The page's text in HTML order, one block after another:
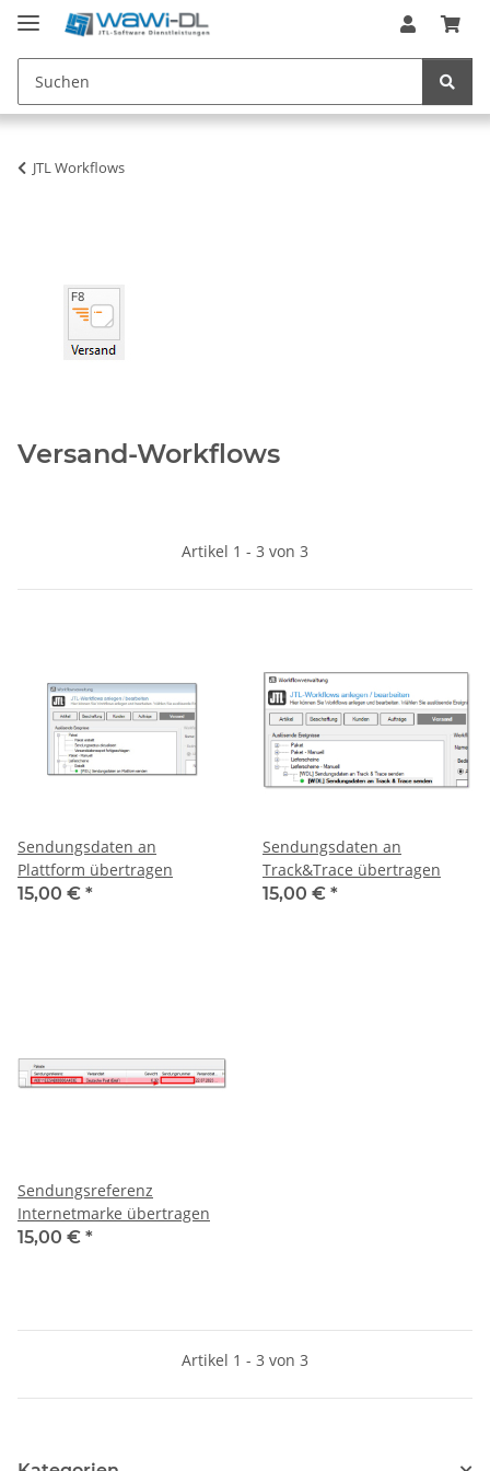
JTL Workflows
Versand-Workflows
Artikel 1 - 3 von 3
Sendungsdaten an
Plattform übertragen
15,00 € *
Sendungsdaten an
Track&Trace übertragen
15,00 € *
Sendungsreferenz
Internetmarke übertragen
15,00 € *
Artikel 1 - 3 von 3